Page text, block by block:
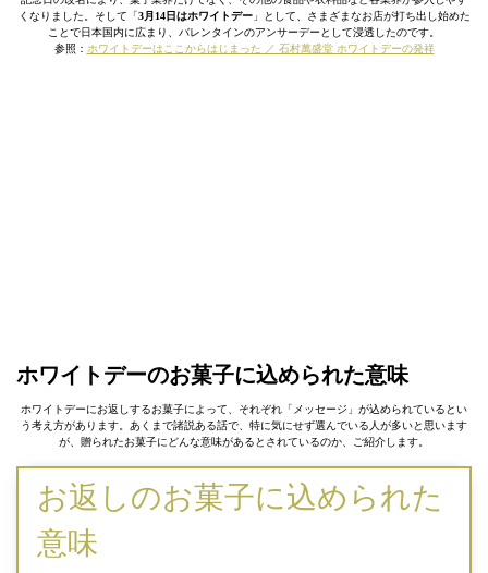
くなりました。そして「3月14日はホワイトデー」として、さまざまなお店が打ち出し始めた
ことで日本国内に広まり、バレンタインのアンサーデーとして浸透したのです。
参照： ホワイトデーはここからはじまった ／ 石村萬盛堂 ホワイトデーの発祥
ホワイトデーのお菓子に込められた意味
ホワイトデーにお返しするお菓子によって、それぞれ「メッセージ」が込められているとい
う考え方があります。あくまで諸説ある話で、特に気にせず選んでいる人が多いと思います
が、贈られたお菓子にどんな意味があるとされているのか、ご紹介します。
お返しのお菓子に込められた
意味